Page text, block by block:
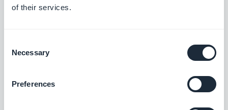
of their services.
Selection
Necessary
Preferences